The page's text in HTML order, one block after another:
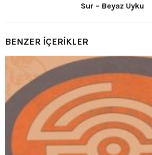
Sur – Beyaz Uyku
BENZER İÇERİKLER